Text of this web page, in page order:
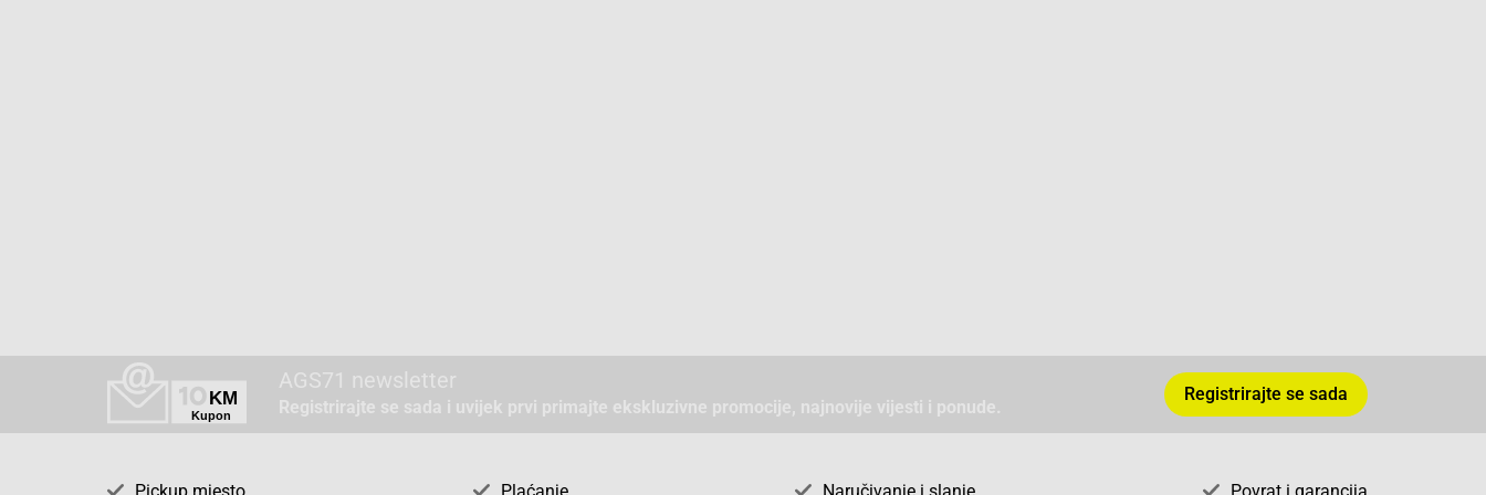
AGS71 newsletter
Registrirajte se sada i uvijek prvi primajte ekskluzivne promocije, najnovije vijesti i ponude.
Registrirajte se sada